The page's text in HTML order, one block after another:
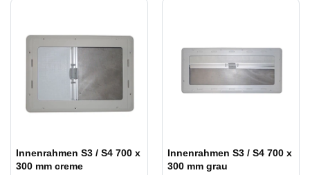
Innenrahmen S3 / S4 700 x
300 mm creme
Innenrahmen S3 / S4 700 x
300 mm grau